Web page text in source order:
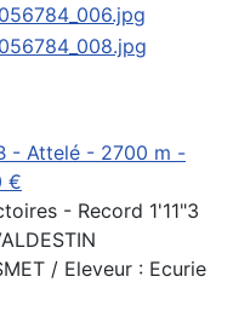
- Attelé - 2700 m -
€
- Record 1'11"3
/ Eleveur : Ecurie